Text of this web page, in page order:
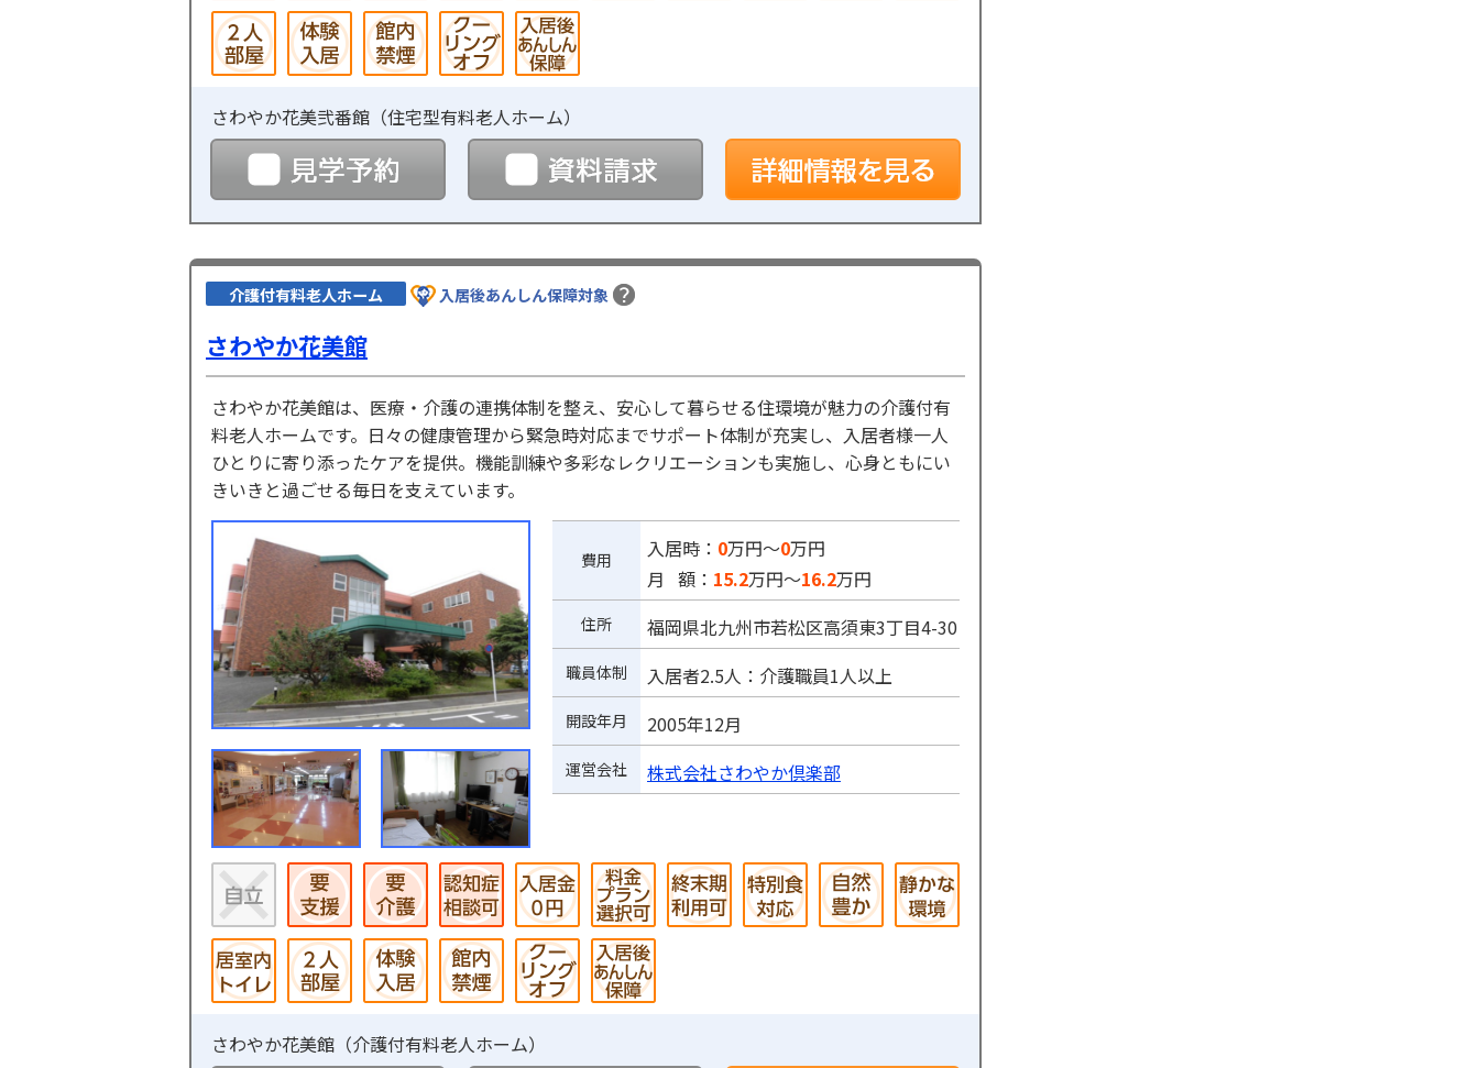
さわやか花美弐番館（住宅型有料老人ホーム）
見学予約
資料請求
介護付有料老人ホーム 入居後あんしん保障対象
さわやか花美館
さわやか花美館は、医療・介護の連携体制を整え、安心して暮らせる住環境が魅力の介護付有
料老人ホームです。日々の健康管理から緊急時対応までサポート体制が充実し、入居者様一人
ひとりに寄り添ったケアを提供。機能訓練や多彩なレクリエーションも実施し、心身ともにい
きいきと過ごせる毎日を支えています。
費用 入居時： 0万円～0万円
月 額： 15.2万円～16.2万円
住所 福岡県北九州市若松区高須東3丁目4-30
職員体制 入居者2.5人：介護職員1人以上
開設年月 2005年12月
運営会社 株式会社さわやか倶楽部
さわやか花美館（介護付有料老人ホーム）